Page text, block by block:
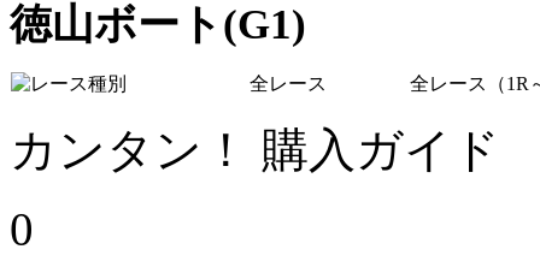
徳山ボート(G1)
全レース 全レース（1R
カンタン！ 購入ガイド
0